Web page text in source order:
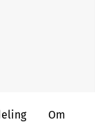
Om